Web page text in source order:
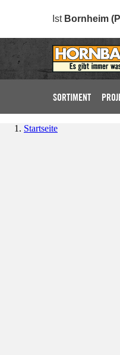
Ist Bornheim
SORTIMENT
Startseite